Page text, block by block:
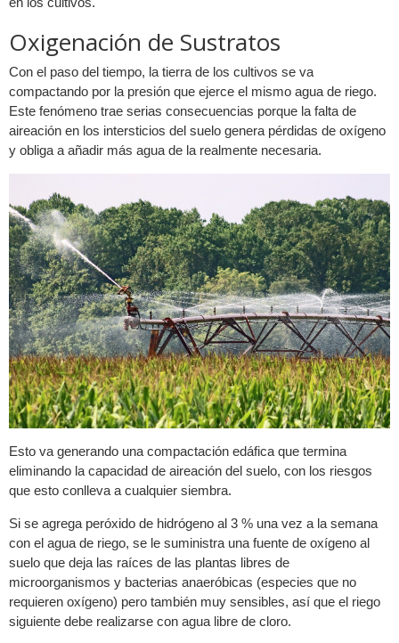
Oxigenación de Sustratos
Con el paso del tiempo, la tierra de los cultivos se va
compactando por la presión que ejerce el mismo agua de riego.
Este fenómeno trae serias consecuencias porque la falta de
aireación en los intersticios del suelo genera pérdidas de oxígeno
y obliga a añadir más agua de la realmente necesaria.
Esto va generando una compactación edáfica que termina
eliminando la capacidad de aireación del suelo, con los riesgos
que esto conlleva a cualquier siembra.
Si se agrega peróxido de hidrógeno al 3 % una vez a la semana
con el agua de riego, se le suministra una fuente de oxígeno al
suelo que deja las raíces de las plantas libres de
microorganismos y bacterias anaeróbicas (especies que no
requieren oxígeno) pero también muy sensibles, así que el riego
siguiente debe realizarse con agua libre de cloro.